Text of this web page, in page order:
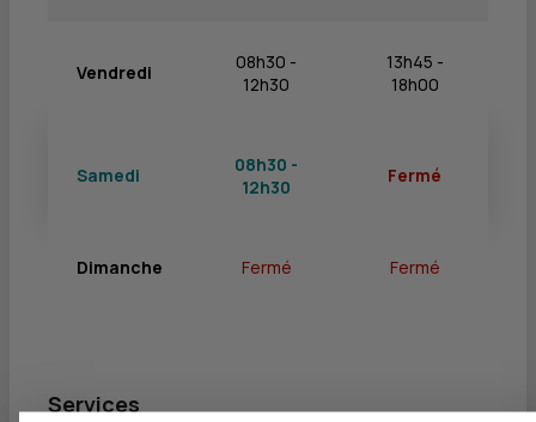
Vendredi
08h30 -
12h30
13h45 -
18h00
Samedi
08h30 -
12h30
Fermé
Dimanche Fermé Fermé
Services